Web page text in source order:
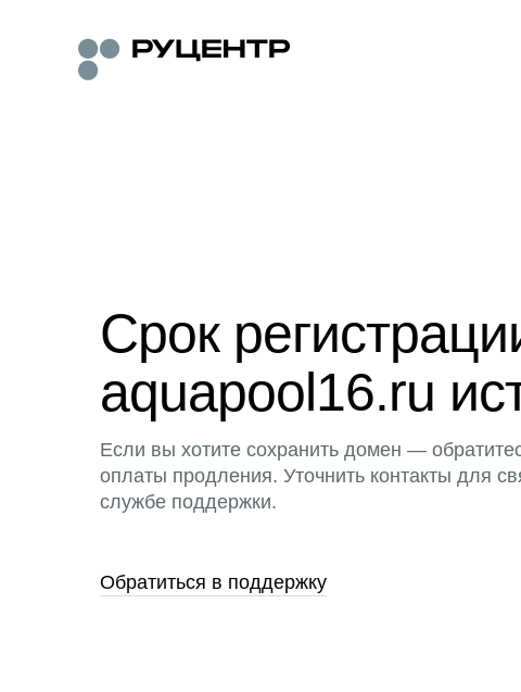
Срок
aquapool16.ru
Если вы хотите сохранить домен —
оплаты продления. Уточнить контакты для
службе поддержки.
Обратиться в поддержку